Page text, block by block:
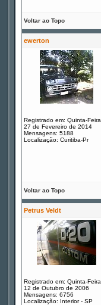
Voltar ao Topo
ewerton
Registrado em: Quinta-Feira,
27 de Fevereiro de 2014
Mensagens: 5188
Localização: Curitiba-Pr
Voltar ao Topo
Petrus Veldt
Registrado em: Quinta-Feira,
12 de Outubro de 2006
Mensagens: 6756
Localização: Interior - SP